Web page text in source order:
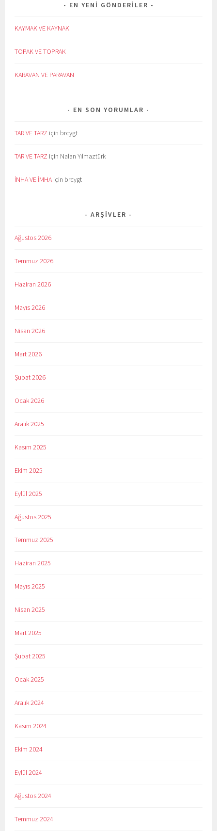
EN YENI GÖNDERILER
KAYMAK VE KAYNAK
TOPAK VE TOPRAK
KARAVAN VE PARAVAN
EN SON YORUMLAR
TAR VE TARZ için brcygt
TAR VE TARZ için Nalan Yılmaztürk
İNHA VE İMHA için brcygt
ARŞIVLER
Ağustos 2026
Temmuz 2026
Haziran 2026
Mayıs 2026
Nisan 2026
Mart 2026
Şubat 2026
Ocak 2026
Aralık 2025
Kasım 2025
Ekim 2025
Eylül 2025
Ağustos 2025
Temmuz 2025
Haziran 2025
Mayıs 2025
Nisan 2025
Mart 2025
Şubat 2025
Ocak 2025
Aralık 2024
Kasım 2024
Ekim 2024
Eylül 2024
Ağustos 2024
Temmuz 2024